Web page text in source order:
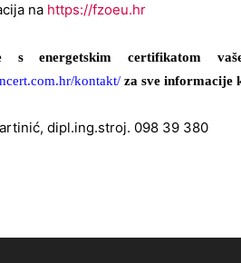
na https://fzoeu.hr
s energetskim certifikatom
kontakt/ za sve informacije
dipl.ing.stroj. 098 39 380